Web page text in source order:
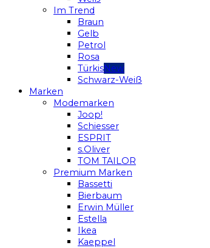
Im Trend
Braun
Gelb
Petrol
Rosa
Türkis
Schwarz-Weiß
Marken
Modemarken
Joop!
Schiesser
ESPRIT
s.Oliver
TOM TAILOR
Premium Marken
Bassetti
Bierbaum
Erwin Müller
Estella
Ikea
Kaeppel